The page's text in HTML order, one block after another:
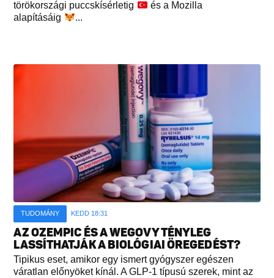
törökországi puccskísérletig
és a Mozilla
alapításáig
...
TUDOMÁNY KEDD 18:31
AZ OZEMPIC ÉS A WEGOVY TÉNYLEG
LASSÍTHATJÁK A BIOLÓGIAI ÖREGEDÉST?
Tipikus eset, amikor egy ismert gyógyszer egészen
váratlan előnyöket kínál. A GLP-1 típusú szerek, mint az